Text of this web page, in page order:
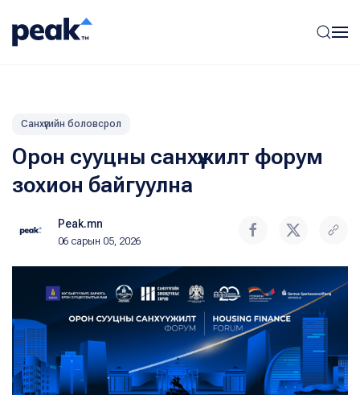
Санхүүгийн боловсрол
Орон сууцны санхүүжилт форум
зохион байгуулна
Peak.mn
06 сарын 05, 2026